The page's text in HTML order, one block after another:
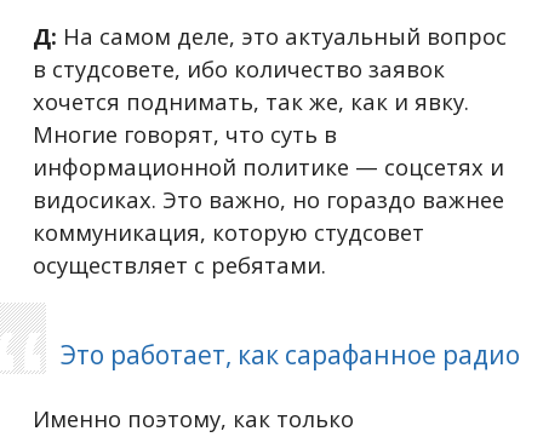
Д: На самом деле, это актуальный вопрос
в студсовете, ибо количество заявок
хочется поднимать, так же, как и явку.
Многие говорят, что суть в
информационной политике — соцсетях и
видосиках. Это важно, но гораздо важнее
коммуникация, которую студсовет
осуществляет с ребятами.
Это работает, как сарафанное радио
Именно поэтому, как только